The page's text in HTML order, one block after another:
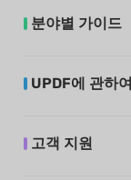
분야별 가이드
UPDF에 관하여
고객 지원